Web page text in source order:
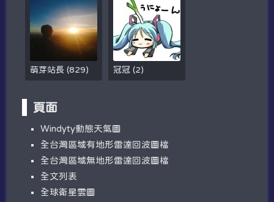
萌芽站長(829) 冠冠(2)
頁面
W​​indyty動態天氣圖
全台灣區域有地形雷達回波圖檔
全台灣區域無地形雷達回波圖檔
全文列表
全球衛星雲圖